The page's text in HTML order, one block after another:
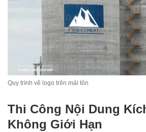
Quy trình vẽ logo trên mái tôn
Thi Công Nội Dung
Không Giới Hạn